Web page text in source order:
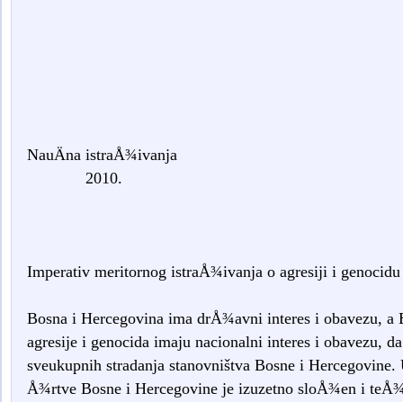
NauÄna
2010.
Imperativ meritornog istraÅ¾ivanja o agresiji i genocidu
Bosna i Hercegovina ima drÅ¾avni interes i obavezu,
agresije i genocida imaju nacionalni interes i obavezu,
sveukupnih stradanja stanovništva Bosne i
Å¾rtve Bosne i Hercegovine je izuzetno sloÅ¾en i